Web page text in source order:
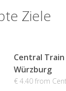
Ziele
Central
Würzburg
€ 4.40 from